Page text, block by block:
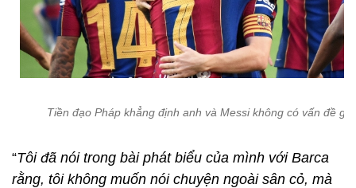
Tiền đạo Pháp khẳng định anh và Messi không có vấn đề gì
“Tôi đã nói trong bài phát biểu của mình với Barca
rằng, tôi không muốn nói chuyện ngoài sân cỏ, mà